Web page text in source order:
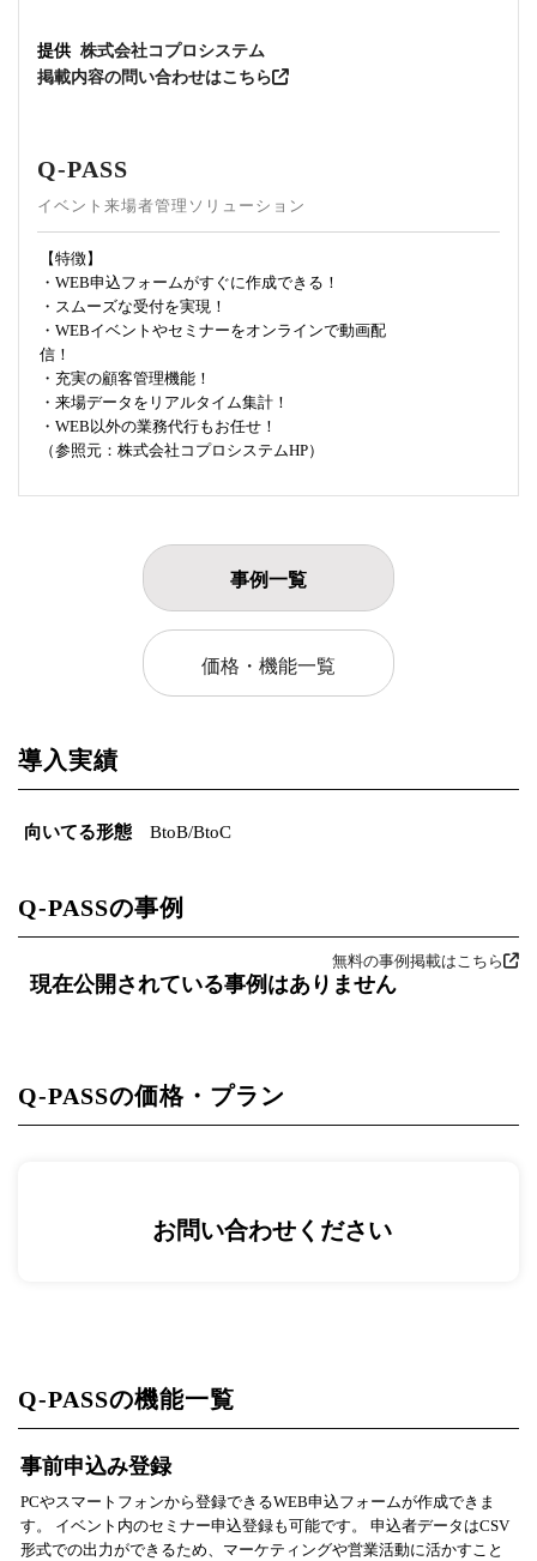
提供 株式会社コプロシステム
掲載内容の問い合わせはこちら
Q-PASS
イベント来場者管理ソリューション
【特徴】
・WEB申込フォームがすぐに作成できる！
・スムーズな受付を実現！
・WEBイベントやセミナーをオンラインで動画配
信！
・充実の顧客管理機能！
・来場データをリアルタイム集計！
・WEB以外の業務代行もお任せ！
（参照元：株式会社コプロシステムHP）
事例一覧
価格・機能一覧
導入実績
向いてる形態 BtoB/BtoC
Q-PASSの事例
無料の事例掲載はこちら
現在公開されている事例はありません
Q-PASSの価格・プラン
お問い合わせください
Q-PASSの機能一覧
事前申込み登録
PCやスマートフォンから登録できるWEB申込フォームが作成できま
す。 イベント内のセミナー申込登録も可能です。 申込者データはCSV
形式での出力ができるため、マーケティングや営業活動に活かすこと